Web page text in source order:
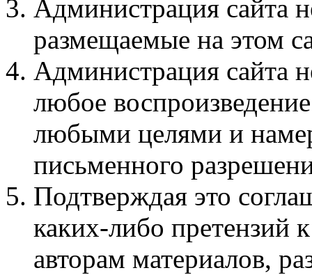
Администрация сайта
размещаемые на этом
Администрация сайта
любое
любыми целями и
письменного
Подтверждая это
каких-либо претензий
авторам материалов,